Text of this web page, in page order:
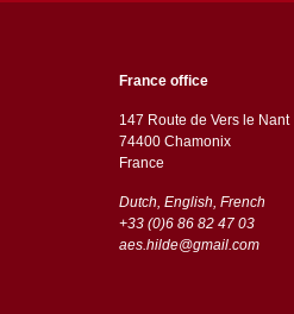
France office
147 Route de Vers le Nant
74400 Chamonix
France
Dutch, English, French
+33 (0)6 86 82 47 03
aes.hilde@gmail.com